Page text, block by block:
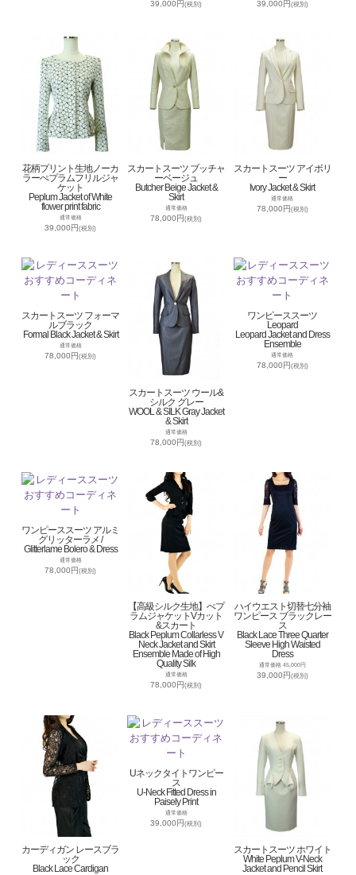
39,000円(税別) 39,000円(税別)
花柄プリント生地ノーカ
ラーぺプラムフリルジャ
ケット
Peplum Jacket of White
flower print fabric
通常価格
39,000円(税別)
スカートスーツ ブッチャ
ーベージュ
Butcher Beige Jacket &
Skirt
通常価格
78,000円(税別)
スカートスーツ アイボリ
ー
Ivory Jacket & Skirt
通常価格
78,000円(税別)
スカートスーツ フォーマ
ルブラック
Formal Black Jacket & Skirt
通常価格
78,000円(税別)
スカートスーツ ウール&
シルク グレー
WOOL & SILK Gray Jacket
& Skirt
通常価格
78,000円(税別)
ワンピーススーツ
Leopard
Leopard Jacket and Dress
Ensemble
通常価格
78,000円(税別)
ワンピーススーツ アルミ
グリッターラメ /
Glitterlame Bolero & Dress
通常価格
78,000円(税別)
【高級シルク生地】ぺプ
ラムジャケットVカット
&スカート
Black Peplum Collarless V
Neck Jacket and Skirt
Ensemble Made of High
Quality Silk
通常価格
78,000円(税別)
ハイウエスト切替七分袖
ワンピース ブラックレー
ス
Black Lace Three Quarter
Sleeve High Waisted
Dress
通常価格 45,000円
39,000円(税別)
カーディガン レースブラ
ック
Black Lace Cardigan
Uネックタイトワンピー
ス
U-Neck Fitted Dress in
Paisely Print
通常価格
39,000円(税別)
スカートスーツ ホワイト
White Peplum V-Neck
Jacket and Pencil Skirt